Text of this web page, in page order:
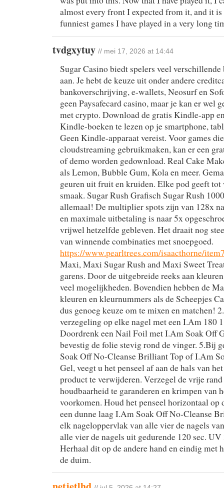
almost every front I expected from it, and it
funniest games I have played in a very long
tvdgxytuy // mei 17, 2026 at 14:44
Sugar Casino biedt spelers veel
aan. Je hebt de keuze uit onder andere
bankoverschrijving, e-wallets, Neosurf en
geen Paysafecard casino, maar je kan er wel
met crypto. Download de gratis Kindle-app
Kindle-boeken te lezen op je smartphone,
Geen Kindle-apparaat vereist. Voor games
cloudstreaming gebruikmaken, kan er een
of demo worden gedownload. Real Cake
als Lemon, Bubble Gum, Kola en meer.
geuren uit fruit en kruiden. Elke pod geeft
smaak. Sugar Rush Grafisch Sugar Rush
allemaal! De multiplier spots zijn van 128x
en maximale uitbetaling is naar 5x
vrijwel hetzelfde gebleven. Het draait nog
van winnende combinaties met snoepgoed.
https://www.pearltrees.com/isaacthorne/
Maxi, Maxi Sugar Rush and Maxi Sweet
garens. Door de uitgebreide reeks aan
veel mogelijkheden. Bovendien hebben de
kleuren en kleurnummers als de Scheepjes
dus genoeg keuze om te mixen en matchen!
verzegeling op elke nagel met een I.Am 180
Doordrenk een Nail Foil met I.Am Soak Off
bevestig de folie stevig rond de vinger. 5.Bij
Soak Off No-Cleanse Brilliant Top of I.Am
Gel, veegt u het penseel af aan de hals van
product te verwijderen. Verzegel de vrije
houdbaarheid te garanderen en krimpen van
voorkomen. Houd het penseel horizontaal op
een dunne laag I.Am Soak Off No-Cleanse
elk nageloppervlak van alle vier de nagels
alle vier de nagels uit gedurende 120 sec.
Herhaal dit op de andere hand en eindig met
de duim.